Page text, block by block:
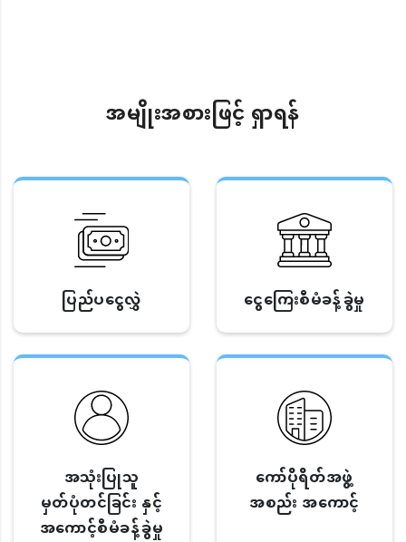
အမျိုးအစားဖြင့် ရှာရန်
ပြည်ပငွေလွှဲ ငွေကြေးစီမံခန့်ခွဲမှု
အသုံးပြုသူ
မှတ်ပုံတင်ခြင်း နှင့်
အကောင့်စီမံခန့်ခွဲမှု
ကော်ပိုရိတ်အဖွဲ့
အစည်း အကောင့်